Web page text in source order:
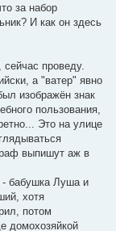
за набор
И как он здесь
проведу.
а "ватер" явно
изображён знак
пользования,
Это на улице
выпишут аж в
- бабушка Луша и
хотя
потом
домохозяйкой